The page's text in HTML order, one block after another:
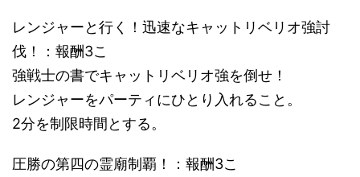
レンジャーと行く！迅速なキャットリベリオ強討
伐！：報酬3こ
強戦士の書でキャットリベリオ強を倒せ！
レンジャーをパーティにひとり入れること。
2分を制限時間とする。
圧勝の第四の霊廟制覇！：報酬3こ